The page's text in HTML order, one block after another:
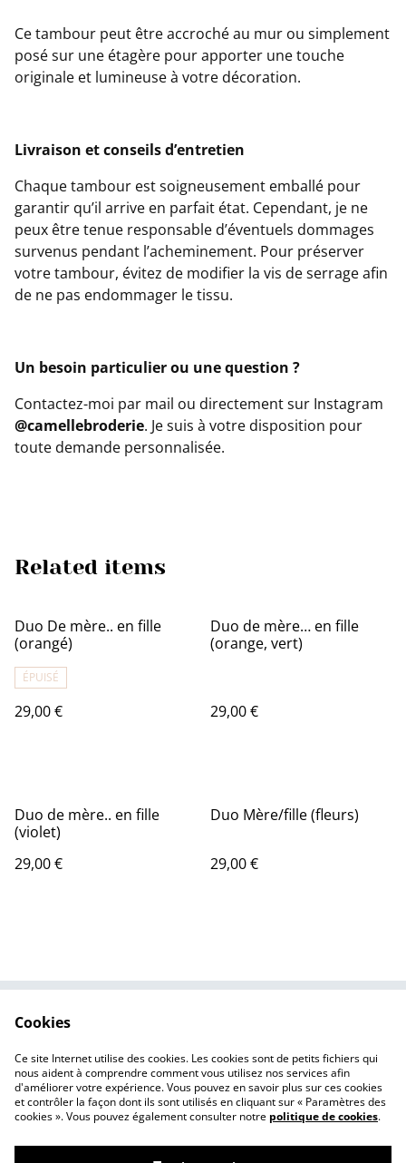
Ce tambour peut être accroché au mur ou simplement
posé sur une étagère pour apporter une touche
originale et lumineuse à votre décoration.
Livraison et conseils d’entretien
Chaque tambour est soigneusement emballé pour
garantir qu’il arrive en parfait état. Cependant, je ne
peux être tenue responsable d’éventuels dommages
survenus pendant l’acheminement. Pour préserver
votre tambour, évitez de modifier la vis de serrage afin
de ne pas endommager le tissu.
Un besoin particulier ou une question ?
Contactez-moi par mail ou directement sur Instagram
@camellebroderie. Je suis à votre disposition pour
toute demande personnalisée.
Related items
Duo De mère.. en fille
(orangé)
ÉPUISÉ
29,00 €
Duo de mère… en fille
(orange, vert)
29,00 €
Duo de mère.. en fille
(violet)
29,00 €
Duo Mère/fille (fleurs)
29,00 €
Politique de
confidentialité
Politique de cookies
Cookies
Ce site Internet utilise des cookies. Les cookies sont de petits fichiers qui
nous aident à comprendre comment vous utilisez nos services afin
d'améliorer votre expérience. Vous pouvez en savoir plus sur ces cookies
et contrôler la façon dont ils sont utilisés en cliquant sur « Paramètres des
cookies ». Vous pouvez également consulter notre politique de cookies.